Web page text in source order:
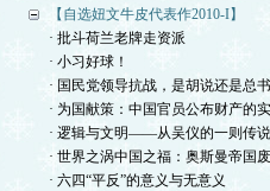
【自选妞文牛皮代表作2010-I】
· 批斗荷兰老牌走资派
· 小习好球！
· 国民党领导抗战，是胡说还是总书
· 为国献策：中国官员公布财产的实
· 逻辑与文明——从吴仪的一则传
· 世界之涡中国之福：奥斯曼帝国废
· 六四“平反”的意义与无意义